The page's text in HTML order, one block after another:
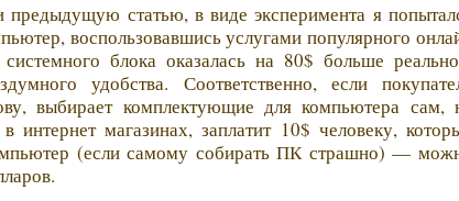
предыдущую статью, в виде эксперимента я
воспользовавшись услугами популярного
блока оказалась на 80$ больше
удобства. Соответственно, если
выбирает комплектующие для компьютера сам,
интернет магазинах, заплатит 10$ человеку,
(если самому собирать ПК страшно) —